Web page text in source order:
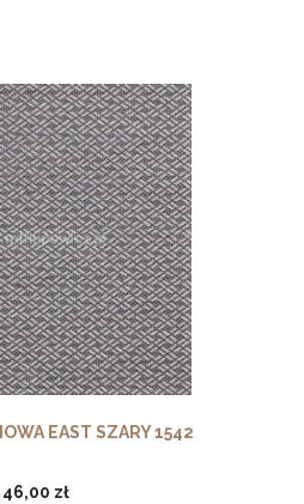
EAST SZARY 1542
46,00 zł